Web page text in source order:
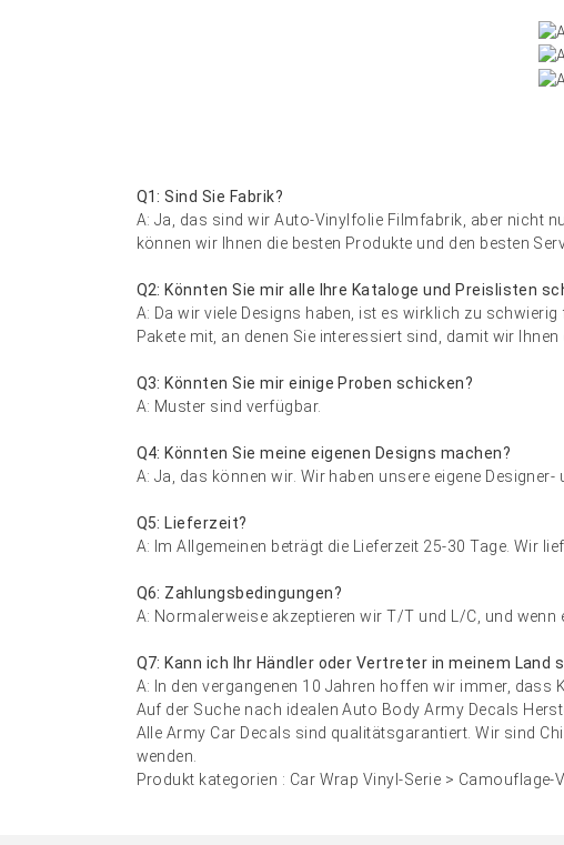
Q1: Sind Sie Fabrik?
A: Ja, das sind wirAuto-Vinylfolie Filmfabrik, aber nicht
können wir Ihnen die besten Produkte und den besten
Q2: Könnten Sie mir alle Ihre Kataloge und Preislisten
A: Da wir viele Designs haben, ist es wirklich zu
Pakete mit, an denen Sie interessiert sind, damit wir
Q3: Könnten Sie mir einige Proben schicken?
A: Muster sind verfügbar.
Q4: Könnten Sie meine eigenen Designs machen?
A: Ja, das können wir. Wir haben unsere eigene
Q5: Lieferzeit?
A: Im Allgemeinen beträgt die Lieferzeit 25-30 Tage. Wir
Q6: Zahlungsbedingungen?
A: Normalerweise akzeptieren wir T/T und L/C, und
Q7: Kann ich Ihr Händler oder Vertreter in meinem Land
A: In den vergangenen 10 Jahren hoffen wir immer, dass
Auf der Suche nach idealen Auto Body Army Decals
Alle Army Car Decals sind qualitätsgarantiert. Wir sind
wenden.
Produkt kategorien : Car Wrap Vinyl-Serie > Camouflage-